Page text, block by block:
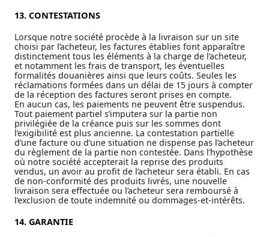
13. CONTESTATIONS
Lorsque notre société procède à la livraison sur un site
choisi par l’acheteur, les factures établies font apparaître
distinctement tous les éléments à la charge de l’acheteur,
et notamment les frais de transport, les éventuelles
formalités douanières ainsi que leurs coûts. Seules les
réclamations formées dans un délai de 15 jours à compter
de la réception des factures seront prises en compte.
En aucun cas, les paiements ne peuvent être suspendus.
Tout paiement partiel s’imputera sur la partie non
privilégiée de la créance puis sur les sommes dont
l’exigibilité est plus ancienne. La contestation partielle
d’une facture ou d’une situation ne dispense pas l’acheteur
du règlement de la partie non contestée. Dans l’hypothèse
où notre société accepterait la reprise des produits
vendus, un avoir au profit de l’acheteur sera établi. En cas
de non-conformité des produits livrés, une nouvelle
livraison sera effectuée ou l’acheteur sera remboursé à
l’exclusion de toute indemnité ou dommages-et-intérêts.
14. GARANTIE